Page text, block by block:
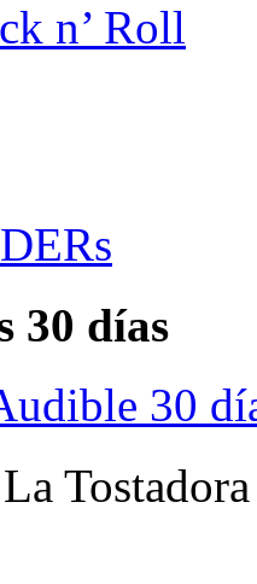
n’ Roll
30 días
30
Tostadora